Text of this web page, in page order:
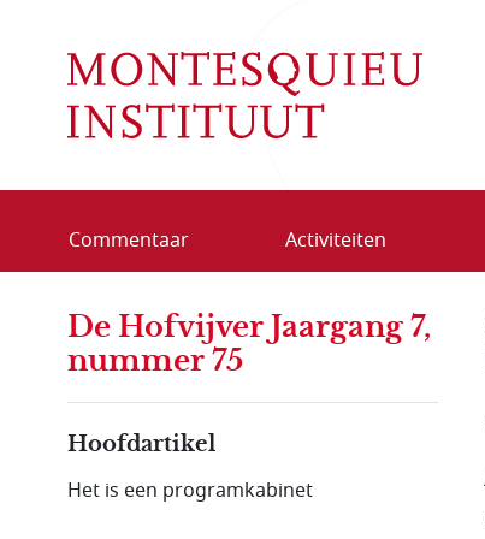
Commentaar Activiteiten
De Hofvijver Jaargang 7,
nummer 75
Hoofdartikel
Het is een programkabinet